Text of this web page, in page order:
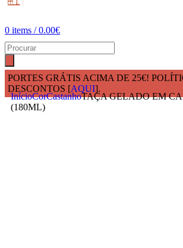
0 items / 0.00€
PORTES GRÁTIS ACIMA DE 25€!
DESCONTOS [AQUI].
InícioCorCastanhoTAÇA GELADO EM
(180ML)